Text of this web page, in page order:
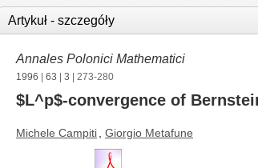
Artykuł - szczegóły
Annales Polonici Mathematici
1996 63 3 | 273-280
$L^p$-convergence of
Michele Campiti Giorgio Metafune